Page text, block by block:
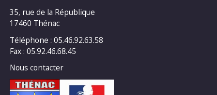
35, rue de la République
17460 Thénac
Téléphone : 05.46.92.63.58
Fax : 05.92.46.68.45
Nous contacter